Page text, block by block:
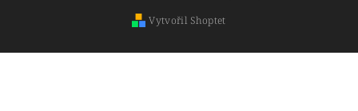
Vytvořil Shoptet